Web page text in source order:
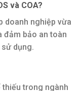
và COA?
doanh nghiệp vừa
đảm bảo an toàn
dụng.
thiếu trong ngành